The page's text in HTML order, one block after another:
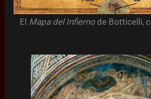
El Mapa del Infiernode Botticelli,